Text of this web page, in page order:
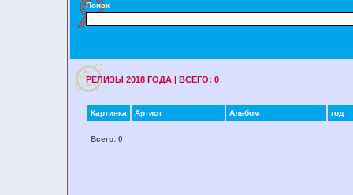
Поиск
РЕЛИЗЫ 2018 ГОДA | ВСЕГО: 0
Картинка Артист Альбом год
Всего: 0